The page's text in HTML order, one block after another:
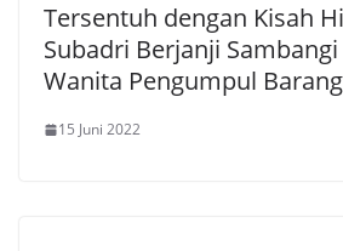
Tersentuh dengan Kisah
Subadri Berjanji
Wanita Pengumpul
15 Juni 2022